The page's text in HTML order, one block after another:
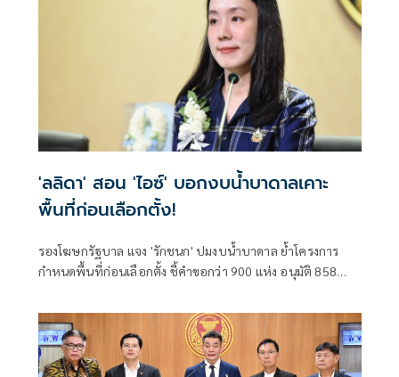
'ลลิดา' สอน 'ไอซ์' บอกงบน้ำบาดาลเคาะ
พื้นที่ก่อนเลือกตั้ง!
รองโฆษกรัฐบาล แจง 'รักชนก' ปมงบน้ำบาดาล ย้ำโครงการ
กำหนดพื้นที่ก่อนเลือกตั้ง ชี้คำขอกว่า 900 แห่ง อนุมัติ 858